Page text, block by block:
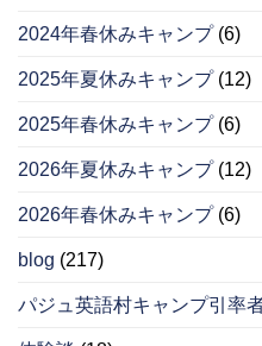
2024年春休みキャンプ(6)
2025年夏休みキャンプ(12)
2025年春休みキャンプ(6)
2026年夏休みキャンプ(12)
2026年春休みキャンプ(6)
blog (217)
パジュ英語村キャンプ引率